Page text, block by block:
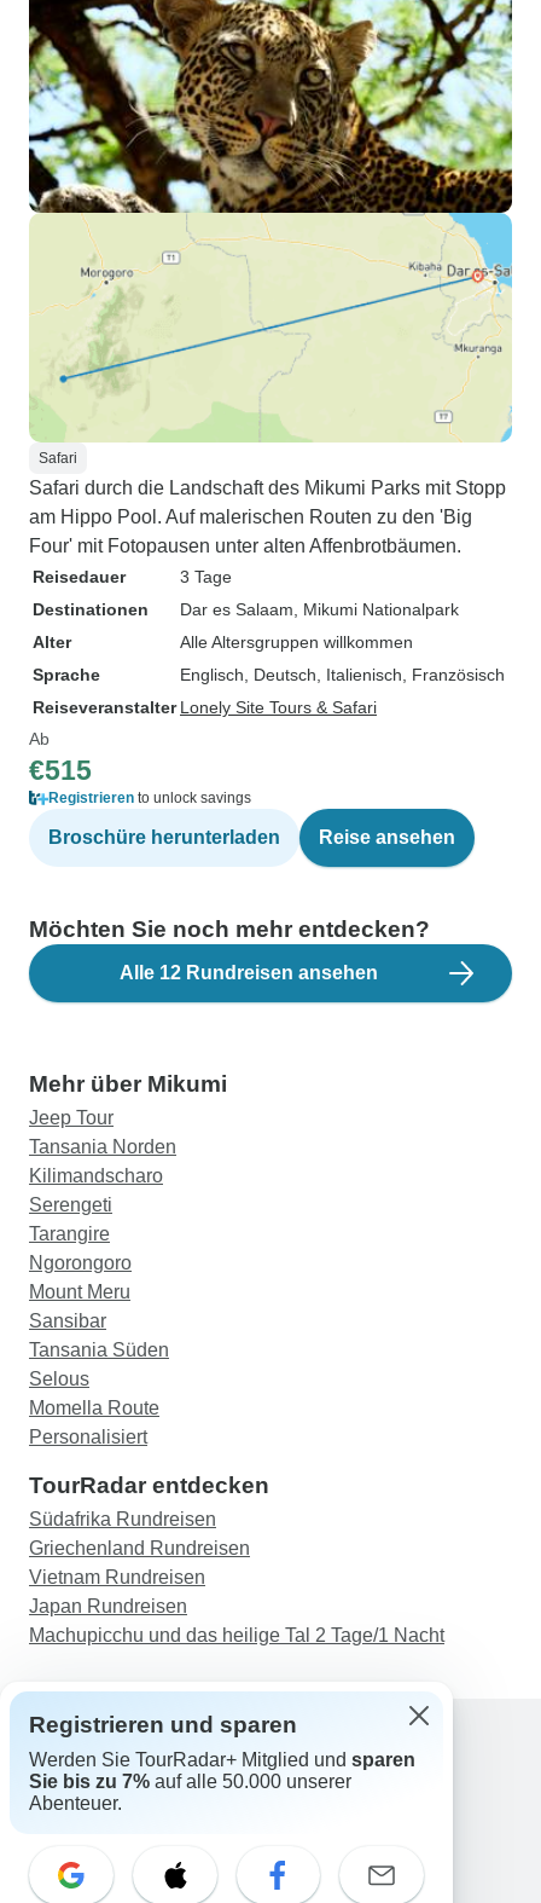
Safari
Safari durch die Landschaft des Mikumi Parks mit Stopp
am Hippo Pool. Auf malerischen Routen zu den 'Big
Four' mit Fotopausen unter alten Affenbrotbäumen.
Reisedauer
3 Tage
Destinationen
Dar es Salaam , Mikumi Nationalpark
Alter
Alle Altersgruppen willkommen
Sprache
Englisch, Deutsch, Italienisch, Französisch
Reiseveranstalter Lonely Site Tours & Safari
Ab
€515
Registrieren to unlock savings
Broschüre herunterladen Reise ansehen
Möchten Sie noch mehr entdecken?
Alle 12 Rundreisen ansehen
Mehr über Mikumi
Jeep Tour
Tansania Norden
Kilimandscharo
Serengeti
Tarangire
Ngorongoro
Mount Meru
Sansibar
Tansania Süden
Selous
Momella Route
Personalisiert
TourRadar entdecken
Südafrika Rundreisen
Griechenland Rundreisen
Vietnam Rundreisen
Japan Rundreisen
Machupicchu und das heilige Tal 2 Tage/1 Nacht
Support
Kontakt
Schweiz +41 225 183 195
Registrieren und sparen
Werden Sie TourRadar+ Mitglied und sparen
Sie bis zu 7% auf alle 50.000 unserer
Abenteuer.